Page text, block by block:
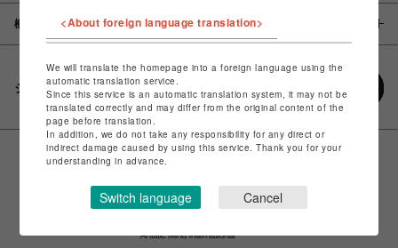
概要
シェアする
<About foreign language translation>
We will translate the homepage into a foreign language using the
automatic translation service.
Since this service is an automatic translation system, it may not be
translated correctly and may differ from the original content of the
page before translation.
In addition, we do not take any responsibility for any direct or
indirect damage caused by using this service. Thank you for your
understanding in advance.
Switch language Cancel